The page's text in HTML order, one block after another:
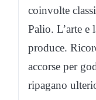
coinvolte
Palio. L’arte
produce.
accorse per
ripagano